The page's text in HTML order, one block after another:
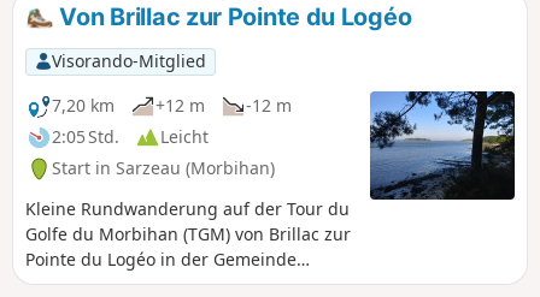
Varianten sind möglich.
Von Brillac zur Pointe du Logéo
Visorando-Mitglied
7,20 km
+12 m
-12 m
2:05 Std.
Leicht
Start in Sarzeau (Morbihan)
Kleine Rundwanderung auf der Tour du
Golfe du Morbihan (TGM) von Brillac zur
Pointe du Logéo in der Gemeinde
Sarzeau. Wunderschöne Ausblicke auf